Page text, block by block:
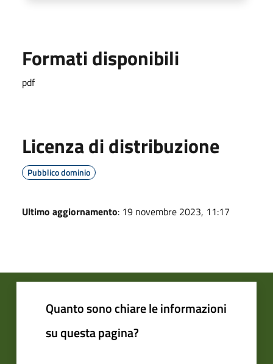
Formati disponibili
pdf
Licenza di distribuzione
Pubblico dominio
Ultimo aggiornamento: 19 novembre 2023, 11:17
Quanto sono chiare le informazioni
su questa pagina?